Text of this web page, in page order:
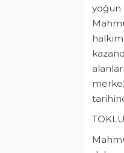
yoğun